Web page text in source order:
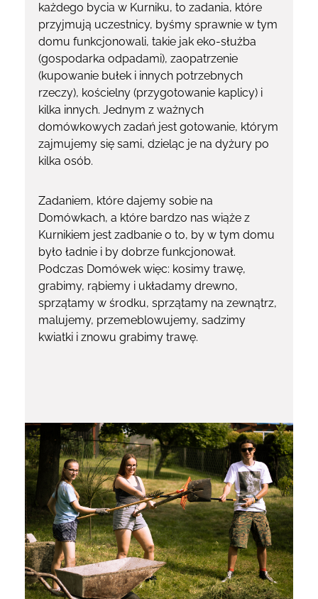
każdego bycia w Kurniku, to zadania, które
przyjmują uczestnicy, byśmy sprawnie w tym
domu funkcjonowali, takie jak eko-służba
(gospodarka odpadami), zaopatrzenie
(kupowanie bułek i innych potrzebnych
rzeczy), kościelny (przygotowanie kaplicy) i
kilka innych. Jednym z ważnych
domówkowych zadań jest gotowanie, którym
zajmujemy się sami, dzieląc je na dyżury po
kilka osób.
Zadaniem, które dajemy sobie na
Domówkach, a które bardzo nas wiąże z
Kurnikiem jest zadbanie o to, by w tym domu
było ładnie i by dobrze funkcjonował.
Podczas Domówek więc: kosimy trawę,
grabimy, rąbiemy i układamy drewno,
sprzątamy w środku, sprzątamy na zewnątrz,
malujemy, przemeblowujemy, sadzimy
kwiatki i znowu grabimy trawę.